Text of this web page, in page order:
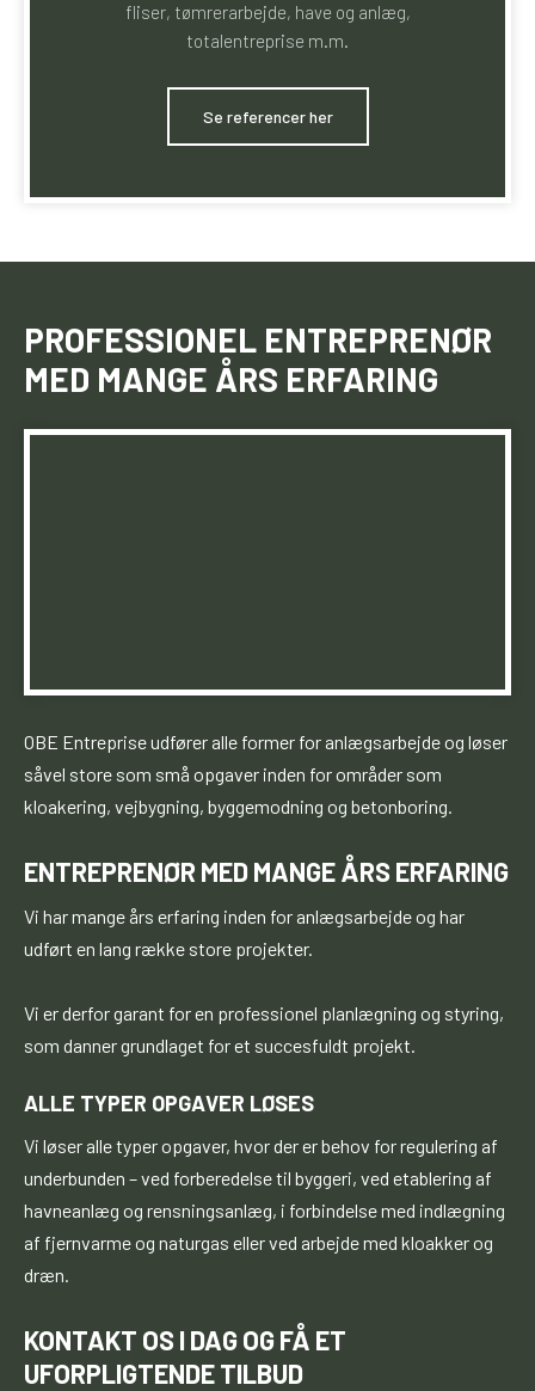
fliser, tømrerarbejde, have og anlæg,
totalentreprise m.m.
​Se referencer her
​PROFESSIONEL ENTREPRENØR
MED MANGE ÅRS ERFARING
​OBE Entreprise udfører alle former for anlægsarbejde ​og løser
såvel store som små opgaver inden for områder som
kloakering, vejbygning, byggemodning og betonboring. ​​ ​
ENTREPRENØR MED MANGE ÅRS ERFARING
Vi har mange års erfaring inden for anlægsarbejde og har
udført en lang række store projekter.
Vi er derfor garant for en professionel planlægning og styring,
som danner grundlaget for et succesfuldt projekt.
ALLE TYPER OPGAVER LØSES
Vi løser alle typer opgaver, hvor der er behov for regulering af
underbunden – ved forberedelse til byggeri, ved etablering af
havneanlæg og rensningsanlæg, i forbindelse med indlægning
af fjernvarme og naturgas eller ved arbejde med kloakker og
dræn.
KONTAKT OS I DAG OG FÅ ET
UFORPLIGTENDE TILBUD